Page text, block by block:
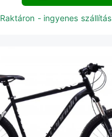
Raktáron - ingyenes szállítás